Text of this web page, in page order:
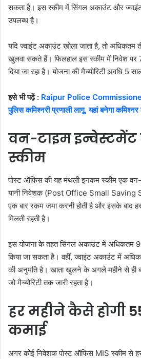
सकता है। इस स्कीम में सिंगल अकाउंट और ज्वाइंट
उपलब्ध है।
यदि ज्वाइंट अकाउंट खोला जाता है, तो अधिकतम
खुलवा सकते हैं। फिलहाल इस स्कीम में निवेश पर
दिया जा रहा है। योजना की मैच्योरिटी अवधि 5 साल
इसे भी पढ़ें : Raipur Police
पुलिस कमिश्नरी प्रणाली लागू, यहां बनेगा कमिश्नर
वन-टाइम इन्वेस्टमेंट
स्कीम
पोस्ट ऑफिस की यह मंथली इनकम स्कीम एक वन-
यानी निवेशक (Post Office Small Saving
एक बार रकम जमा करनी होती है और इसके बाद
मिलती रहती है।
इस योजना के तहत सिंगल अकाउंट में अधिकतम
किया जा सकता है। वहीं, ज्वाइंट अकाउंट में
की अनुमति है। खाता खुलने के अगले महीने से ही
जो मैच्योरिटी तक जारी रहता है।
हर महीने कैसे होगी
कमाई
अगर कोई निवेशक पोस्ट ऑफिस MIS स्कीम से